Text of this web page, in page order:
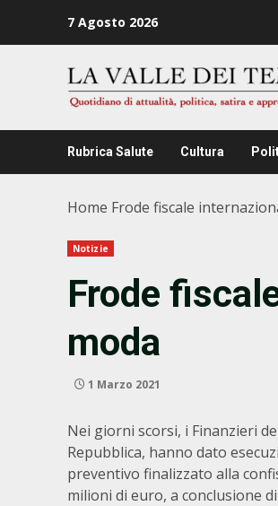
7 Agosto 2026
Rubrica Salute Cultura
Home Frode fiscale
Notizie
Frode
moda
1 Marzo 2021
Nei giorni scorsi, i Finanzieri
Repubblica, hanno dato
preventivo finalizzato alla
milioni di euro, a conclusione